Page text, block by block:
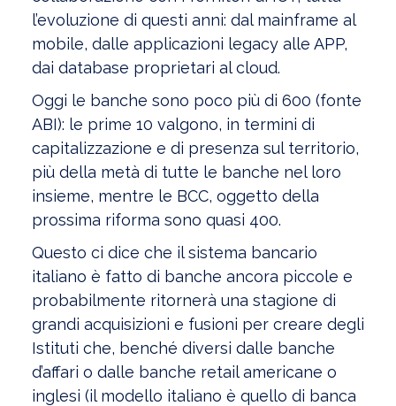
l’evoluzione di questi anni: dal mainframe al
mobile, dalle applicazioni legacy alle APP,
dai database proprietari al cloud.
Oggi le banche sono poco più di 600 (fonte
ABI): le prime 10 valgono, in termini di
capitalizzazione e di presenza sul territorio,
più della metà di tutte le banche nel loro
insieme, mentre le BCC, oggetto della
prossima riforma sono quasi 400.
Questo ci dice che il sistema bancario
italiano è fatto di banche ancora piccole e
probabilmente ritornerà una stagione di
grandi acquisizioni e fusioni per creare degli
Istituti che, benché diversi dalle banche
d’affari o dalle banche retail americane o
inglesi (il modello italiano è quello di banca